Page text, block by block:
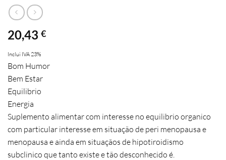
20,43 €
Inclui IVA 23%
Bom Humor
Bem Estar
Equilibrio
Energia
Suplemento alimentar com interesse no equilibrio organico
com particular interesse em situação de peri menopausa e
menopausa e ainda em situaçãos de hipotiroidismo
subclinico que tanto existe e tão desconhecido é.